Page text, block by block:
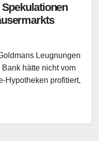
Leugnungen
hätte nicht vom
Hypotheken profitiert,